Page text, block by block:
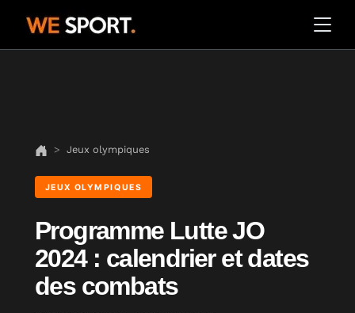
Jeux olympiques
JEUX OLYMPIQUES
Programme Lutte JO
2024 : calendrier et dates
des combats